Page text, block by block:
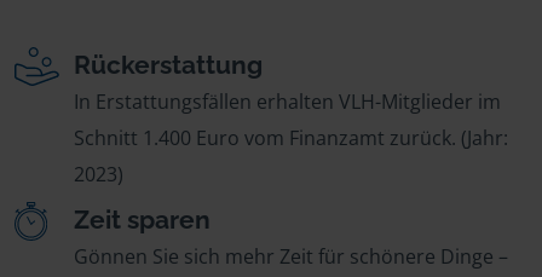
Rückerstattung
In Erstattungsfällen erhalten VLH-Mitglieder im
Schnitt 1.400 Euro vom Finanzamt zurück. (Jahr:
2023)
Zeit sparen
Gönnen Sie sich mehr Zeit für schönere Dinge –